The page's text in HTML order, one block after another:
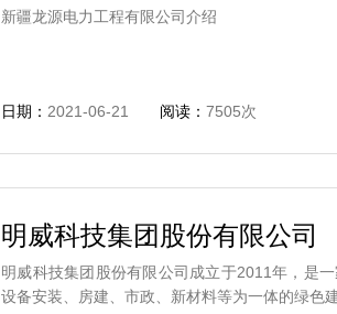
新疆龙源电力工程有限公司介绍
日期： 2021-06-21 阅读： 7505次
明威科技集团股份有限公司
明威科技集团股份有限公司成立于2011年，是
设备安装、房建、市政、新材料等为一体的绿色